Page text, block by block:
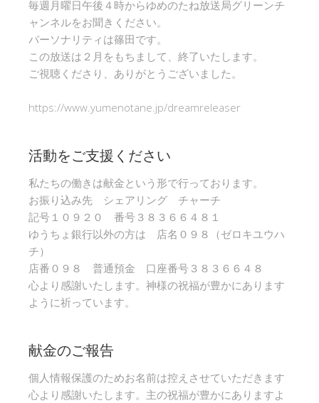
毎週月曜日午後４時からゆめのたね放送局グリーンチ
ャンネルをお聞きください。
パーソナリティは篠田です。
この放送は２月をもちまして、終了いたします。
ご視聴くださり、ありがとうございました。
https://www.yumenotane.jp/dreamreleaser
活動をご支援ください
私たちの働きは献金という形で行っております。
お振り込み先 シェアリング チャーチ
記号１０９２０ 番号３８３６６４８１
ゆうちょ銀行以外の方は 店名０９８（ゼロキユウハ
チ）
店番０９８ 普通預金 口座番号３８３６６４８
心より感謝いたします。神様の祝福が豊かにあります
ように祈っています。
献金のご報告
個人情報保護のためお名前は控えさせていただきます
心より感謝いたします。主の祝福が豊かにありますよ